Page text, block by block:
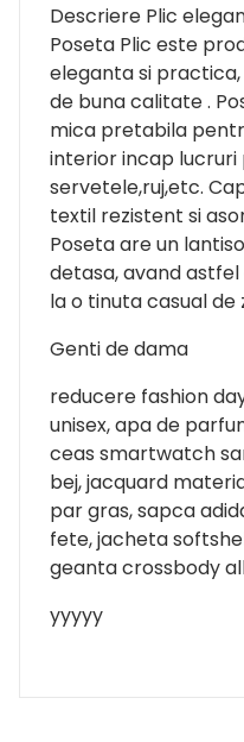
Descriere Plic
Poseta Plic este
eleganta si
de buna calitate .
mica pretabila
interior incap lucruri
servetele,ruj,etc.
textil rezistent si
Poseta are un
detasa, avand
la o tinuta casual de
Genti de dama
reducere fashion
unisex, apa de
ceas smartwatch
bej, jacquard
par gras, sapca
fete, jacheta
geanta crossbody
yyyyy